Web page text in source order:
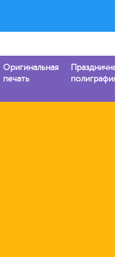
Оригинальная
печать
Праздничная
полиграфия